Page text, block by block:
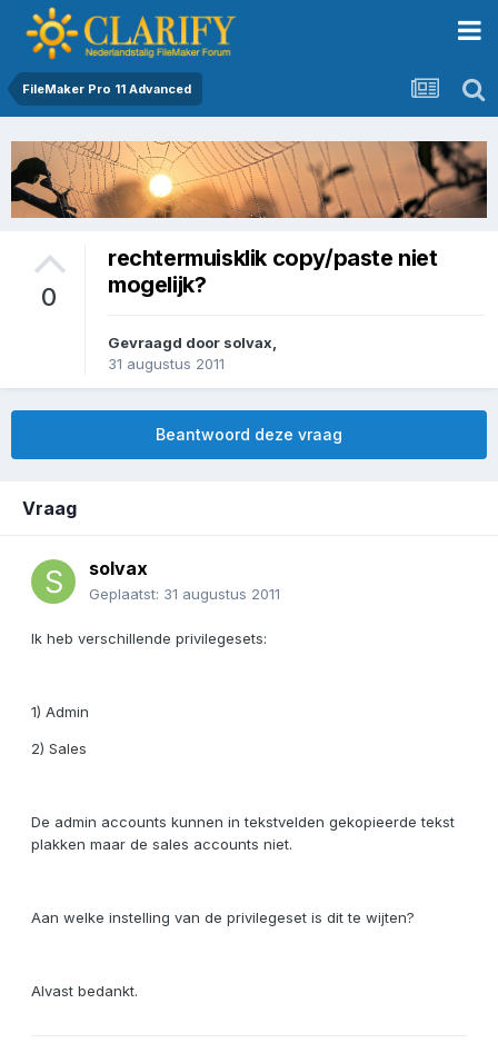
FileMaker Pro 11 Advanced
0
rechtermuisklik copy/paste niet
mogelijk?
Gevraagd door solvax
31 augustus 2011
Beantwoord deze vraag
Vraag
solvax
Geplaatst: 31 augustus 2011
Ik heb verschillende privilegesets:
1) Admin
2) Sales
De admin accounts kunnen in tekstvelden gekopieerde tekst
plakken maar de sales accounts niet.
Aan welke instelling van de privilegeset is dit te wijten?
Alvast bedankt.